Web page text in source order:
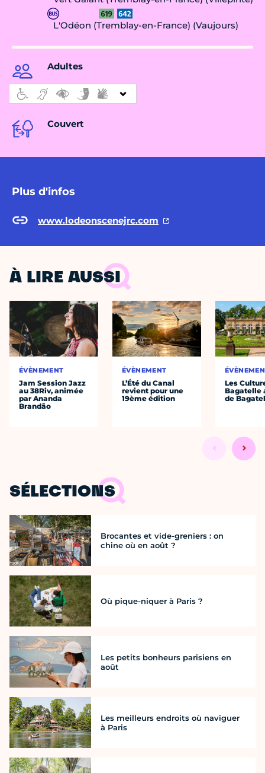
L'Odéon (Tremblay-en-France) (Vaujours)
Adultes
Couvert
Plus d'infos
www.lodeonscenejrc.com
À LIRE AUSSI
ÉVÈNEMENT
Jam Session Jazz
au 38Riv, animée
par Ananda
Brandão
ÉVÈNEMENT
L’Été du Canal
revient pour une
19ème édition
Les
Bagatelle
de
SÉLECTIONS
Brocantes et vide-greniers : on
chine où en août ?
Où pique-niquer à Paris ?
Les petits bonheurs parisiens en
août
Les meilleurs endroits où naviguer
à Paris